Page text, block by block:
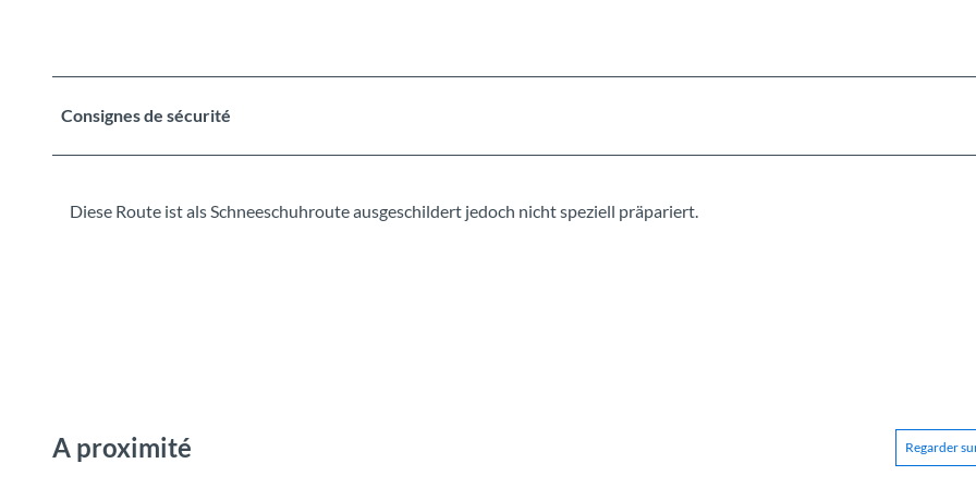
Consignes de sécurité
Diese Route ist als Schneeschuhroute ausgeschildert jedoch nicht speziell präpariert.
A proximité Regarder